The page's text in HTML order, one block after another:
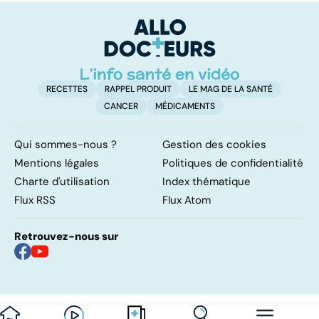
RECETTES RAPPEL PRODUIT
LE MAG DE LA SANTÉ
CANCER
MÉDICAMENTS
Qui sommes-nous ?
Gestion des cookies
Mentions légales
Politiques de confidentialité
Charte d'utilisation
Index thématique
Flux RSS
Flux Atom
Retrouvez-nous sur